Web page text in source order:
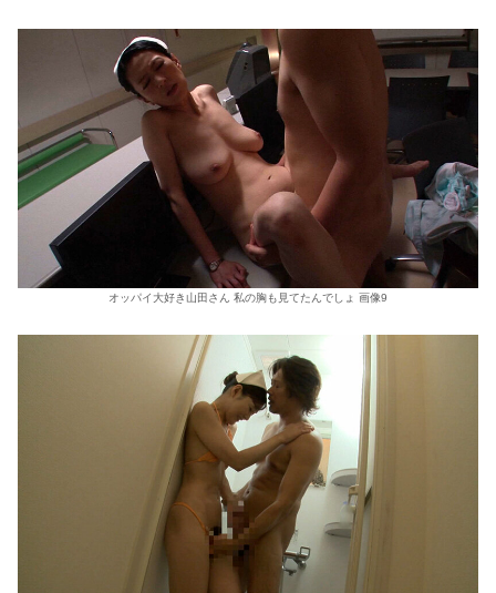
オッパイ大好き山田さん 私の胸も見てたんでしょ 画像9